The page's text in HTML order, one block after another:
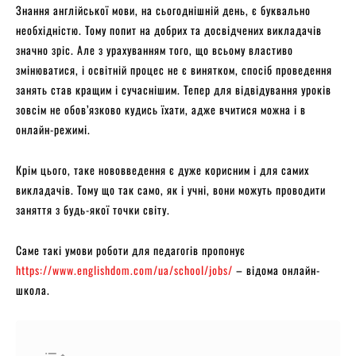
Знання англійської мови, на сьогоднішній день, є буквально
необхідністю. Тому попит на добрих та досвідчених викладачів
значно зріс. Але з урахуванням того, що всьому властиво
змінюватися, і освітній процес не є винятком, спосіб проведення
занять став кращим і сучаснішим. Тепер для відвідування уроків
зовсім не обов’язково кудись їхати, адже вчитися можна і в
онлайн-режимі.
Крім цього, таке нововведення є дуже корисним і для самих
викладачів. Тому що так само, як і учні, вони можуть проводити
заняття з будь-якої точки світу.
Саме такі умови роботи для педагогів пропонує
https://www.englishdom.com/ua/school/jobs/ – відома онлайн-
школа.